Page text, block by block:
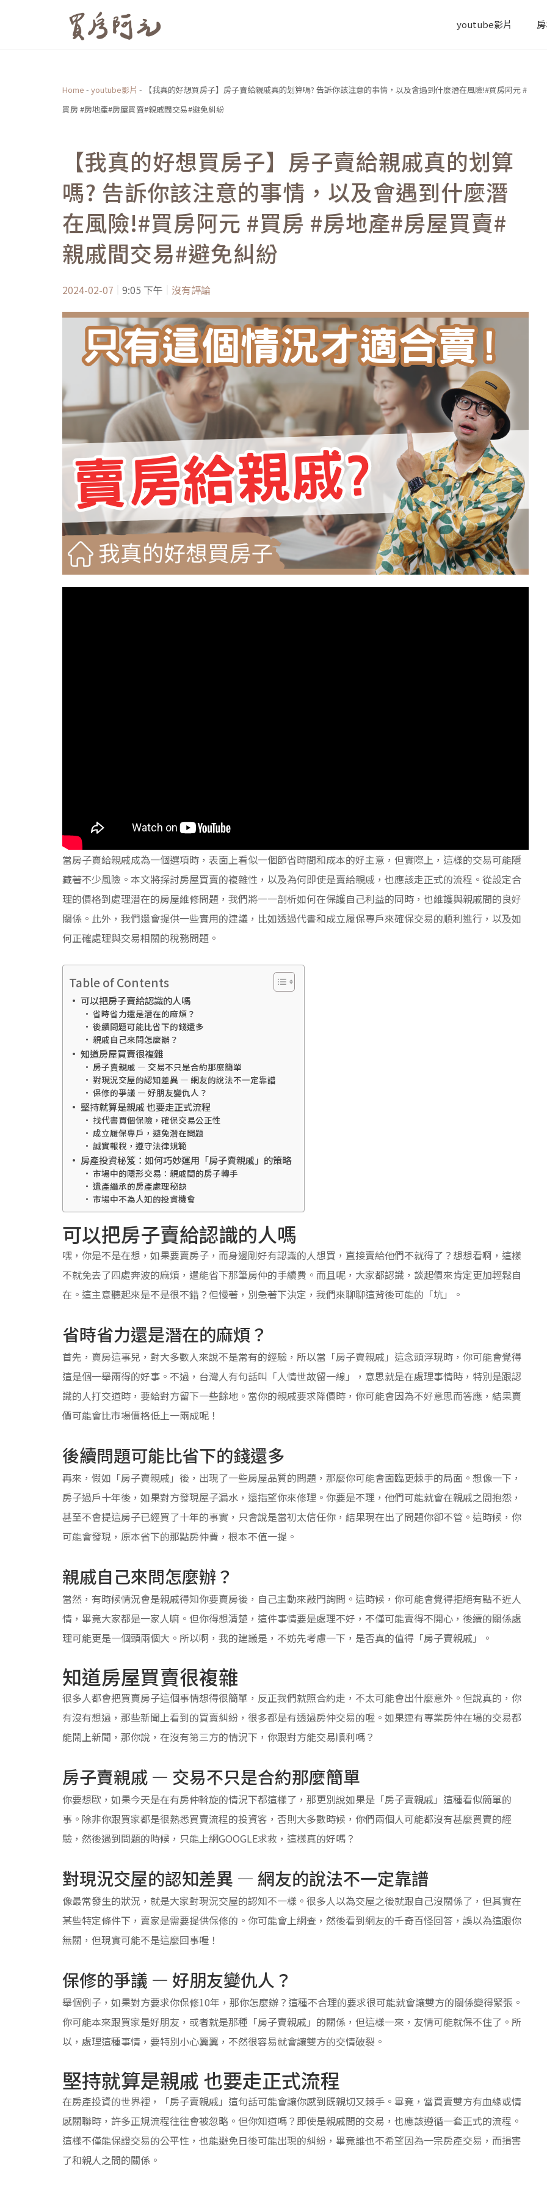
youtube影片
Home - youtube影片 -
【我真的好想買房子】房子賣給親戚真的划算嗎? 告訴你該注意的事情，以及會遇到什麼潛在風險!#買房阿元 #
買房 #房地產#房屋買賣#親戚間交易#避免糾紛
【我真的好想買房子】房子賣給親戚真的划算
嗎? 告訴你該注意的事情，以及會遇到什麼潛
在風險!#買房阿元 #買房 #房地產#房屋買賣#
親戚間交易#避免糾紛
2024-02-07 9:05 下午 沒有評論
當房子賣給親戚成為一個選項時，表面上看似一個節省時間和成本的好主意，但實際上，這樣的交易可能隱
藏著不少風險。本文將探討房屋買賣的複雜性，以及為何即使是賣給親戚，也應該走正式的流程。從設定合
理的價格到處理潛在的房屋維修問題，我們將一一剖析如何在保護自己利益的同時，也維護與親戚間的良好
關係。此外，我們還會提供一些實用的建議，比如透過代書和成立履保專戶來確保交易的順利進行，以及如
何正確處理與交易相關的稅務問題。
Table of Contents
可以把房子賣給認識的人嗎
省時省力還是潛在的麻煩？
後續問題可能比省下的錢還多
親戚自己來問怎麼辦？
知道房屋買賣很複雜
房子賣親戚 — 交易不只是合約那麼簡單
對現況交屋的認知差異 — 網友的說法不一定靠譜
保修的爭議 — 好朋友變仇人？
堅持就算是親戚 也要走正式流程
找代書買個保險，確保交易公正性
成立履保專戶，避免潛在問題
誠實報稅，遵守法律規範
房產投資秘笈：如何巧妙運用「房子賣親戚」的策略
市場中的隱形交易：親戚間的房子轉手
遺產繼承的房產處理秘訣
市場中不為人知的投資機會
可以把房子賣給認識的人嗎
嘿，你是不是在想，如果要賣房子，而身邊剛好有認識的人想買，直接賣給他們不就得了？想想看啊，這樣
不就免去了四處奔波的麻煩，還能省下那筆房仲的手續費。而且呢，大家都認識，談起價來肯定更加輕鬆自
在。這主意聽起來是不是很不錯？但慢著，別急著下決定，我們來聊聊這背後可能的「坑」。
省時省力還是潛在的麻煩？
首先，賣房這事兒，對大多數人來說不是常有的經驗，所以當「房子賣親戚」這念頭浮現時，你可能會覺得
這是個一舉兩得的好事。不過，台灣人有句話叫「人情世故留一線」，意思就是在處理事情時，特別是跟認
識的人打交道時，要給對方留下一些餘地。當你的親戚要求降價時，你可能會因為不好意思而答應，結果賣
價可能會比市場價格低上一兩成呢！
後續問題可能比省下的錢還多
再來，假如「房子賣親戚」後，出現了一些房屋品質的問題，那麼你可能會面臨更棘手的局面。想像一下，
房子過戶十年後，如果對方發現屋子漏水，還指望你來修理。你要是不理，他們可能就會在親戚之間抱怨，
甚至不會提這房子已經買了十年的事實，只會說是當初太信任你，結果現在出了問題你卻不管。這時候，你
可能會發現，原本省下的那點房仲費，根本不值一提。
親戚自己來問怎麼辦？
當然，有時候情況會是親戚得知你要賣房後，自己主動來敲門詢問。這時候，你可能會覺得拒絕有點不近人
情，畢竟大家都是一家人嘛。但你得想清楚，這件事情要是處理不好，不僅可能賣得不開心，後續的關係處
理可能更是一個頭兩個大。所以啊，我的建議是，不妨先考慮一下，是否真的值得「房子賣親戚」。
知道房屋買賣很複雜
很多人都會把買賣房子這個事情想得很簡單，反正我們就照合約走，不太可能會出什麼意外。但說真的，你
有沒有想過，那些新聞上看到的買賣糾紛，很多都是有透過房仲交易的喔。如果連有專業房仲在場的交易都
能鬧上新聞，那你說，在沒有第三方的情況下，你跟對方能交易順利嗎？
房子賣親戚 — 交易不只是合約那麼簡單
你要想歐，如果今天是在有房仲斡旋的情況下都這樣了，那更別說如果是「房子賣親戚」這種看似簡單的
事。除非你跟買家都是很熟悉買賣流程的投資客，否則大多數時候，你們兩個人可能都沒有甚麼買賣的經
驗，然後遇到問題的時候，只能上網GOOGLE求救，這樣真的好嗎？
對現況交屋的認知差異 — 網友的說法不一定靠譜
像最常發生的狀況，就是大家對現況交屋的認知不一樣。很多人以為交屋之後就跟自己沒關係了，但其實在
某些特定條件下，賣家是需要提供保修的。你可能會上網查，然後看到網友的千奇百怪回答，誤以為這跟你
無關，但現實可能不是這麼回事喔！
保修的爭議 — 好朋友變仇人？
舉個例子，如果對方要求你保修10年，那你怎麼辦？這種不合理的要求很可能就會讓雙方的關係變得緊張。
你可能本來跟買家是好朋友，或者就是那種「房子賣親戚」的關係，但這樣一來，友情可能就保不住了。所
以，處理這種事情，要特別小心翼翼，不然很容易就會讓雙方的交情破裂。
堅持就算是親戚 也要走正式流程
在房產投資的世界裡，「房子賣親戚」這句話可能會讓你感到既親切又棘手。畢竟，當買賣雙方有血緣或情
感關聯時，許多正規流程往往會被忽略。但你知道嗎？即使是親戚間的交易，也應該遵循一套正式的流程。
這樣不僅能保證交易的公平性，也能避免日後可能出現的糾紛，畢竟誰也不希望因為一宗房產交易，而損害
了和親人之間的關係。